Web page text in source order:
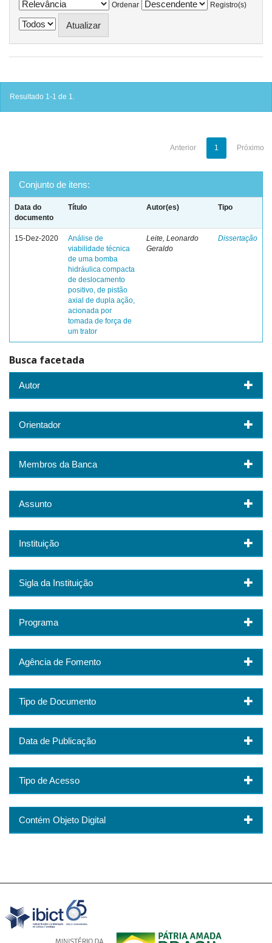
Ordenar
Registro(s)
Resultado 1-1 de 1.
Anterior 1 Próximo
Conjunto de itens:
Data do
documento
Título Autor(es) Tipo
15-Dez-2020
Análise de
viabilidade técnica
de uma bomba
hidráulica compacta
de deslocamento
positivo, de pistão
axial de dupla ação,
acionada por
tomada de força de
um trator
Leite, Leonardo
Geraldo
Dissertação
Busca facetada
Autor
Orientador
Membros da Banca
Assunto
Instituição
Sigla da Instituição
Programa
Agência de Fomento
Tipo de Documento
Data de Publicação
Tipo de Acesso
Contém Objeto Digital